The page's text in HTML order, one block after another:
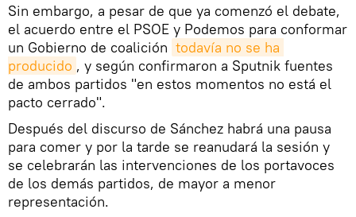
Sin embargo, a pesar de que ya comenzó el debate,
el acuerdo entre el PSOE y Podemos para conformar
un Gobierno de coalición todavía no se ha
producido , y según confirmaron a Sputnik fuentes
de ambos partidos "en estos momentos no está el
pacto cerrado".
Después del discurso de Sánchez habrá una pausa
para comer y por la tarde se reanudará la sesión y
se celebrarán las intervenciones de los portavoces
de los demás partidos, de mayor a menor
representación.